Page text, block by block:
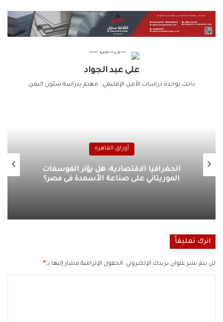
على عبد الجواد
باحث بوحدة دراسات الأمن الإقليمي.. مهتم بدراسة شئون اليمن
أوراق القاهرة
الجغرافيا الاقتصادية: هل يؤثر الفوسفات
الموريتاني على صناعة الأسمدة فى مصر؟
اترك تعليقاً
لن يتم نشر عنوان بريدك الإلكتروني. الحقول الإلزامية مشار إليها بـ*